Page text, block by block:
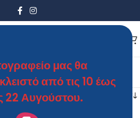
μας θα
από τις 10 έως
22 Αυγούστου.
ετικέτα “ΞΥΛΙΝΗ ΚΡΕΜΑΣΤΡΑ – TS281”